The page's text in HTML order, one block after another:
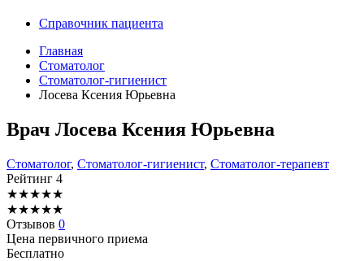
Справочник пациента
Главная
Стоматолог
Стоматолог-гигиенист
Лосева Ксения Юрьевна
Врач Лосева Ксения Юрьевна
Стоматолог, Стоматолог-гигиенист, Стоматолог-терапевт
Рейтинг 4
★★★★★
★★★★★
Отзывов 0
Цена первичного приема
Бесплатно